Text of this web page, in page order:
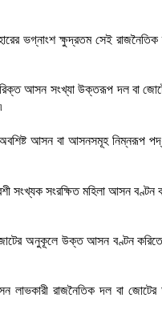
ভগ্নাংশ ক্ষুদ্রতম সেই
আসন সংখ্যা উক্তরূপ দল বা
আসন বা আসনসমূহ নিম্নরূপ
সংরক্ষিত মহিলা আসন বণ্টন
অনুকূলে উক্ত আসন বণ্টন করিতে
লাভকারী রাজনৈতিক দল বা জোটের